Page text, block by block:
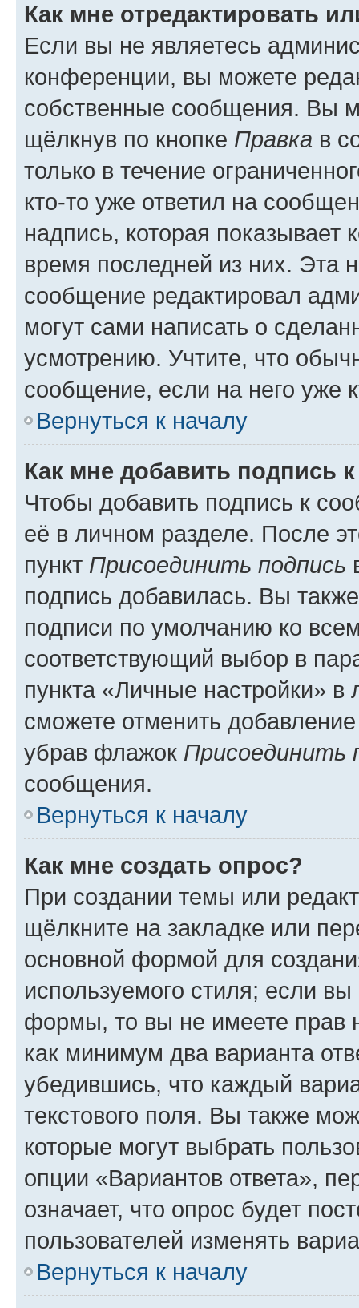
Как мне отредактировать
Если вы не являетесь
конференции, вы можете
собственные сообщения. Вы
щёлкнув по кнопке Правка в
только в течение
кто-то уже ответил на
надпись, которая показывает
время последней из них. Эта
сообщение редактировал
могут сами написать о
усмотрению. Учтите, что
сообщение, если на него уже
Вернуться к началу
Как мне добавить подпись
Чтобы добавить подпись к
её в личном разделе. После
пункт Присоединить подпись
подпись добавилась. Вы
подписи по умолчанию ко
соответствующий выбор в
пункта «Личные настройки»
сможете отменить
убрав флажок Присоединить
сообщения.
Вернуться к началу
Как мне создать опрос?
При создании темы или
щёлкните на закладке или
основной формой для
используемого стиля; если
формы, то вы не имеете прав
как минимум два варианта
убедившись, что каждый
текстового поля. Вы также
которые могут выбрать
опции «Вариантов ответа»,
означает, что опрос будет
пользователей изменять
Вернуться к началу